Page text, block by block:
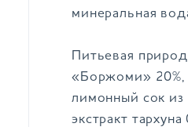
минеральная
Питьевая
«Боржоми» 20%,
лимонный сок из
экстракт